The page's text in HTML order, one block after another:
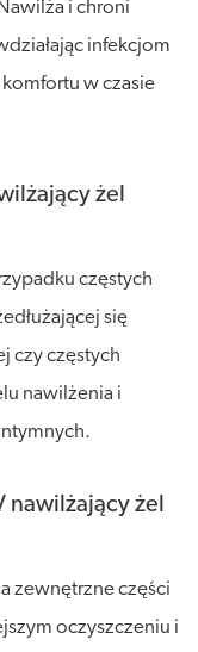
i chroni
infekcjom
w czasie
żel
częstych
się
czy częstych
nawilżenia i
nawilżający żel
zewnętrzne części
oczyszczeniu i